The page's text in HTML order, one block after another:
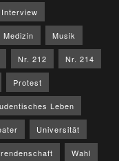
Interview
Medizin Musik
Nr. 212 Nr. 214
Protest
Leben
Universität
Wahl